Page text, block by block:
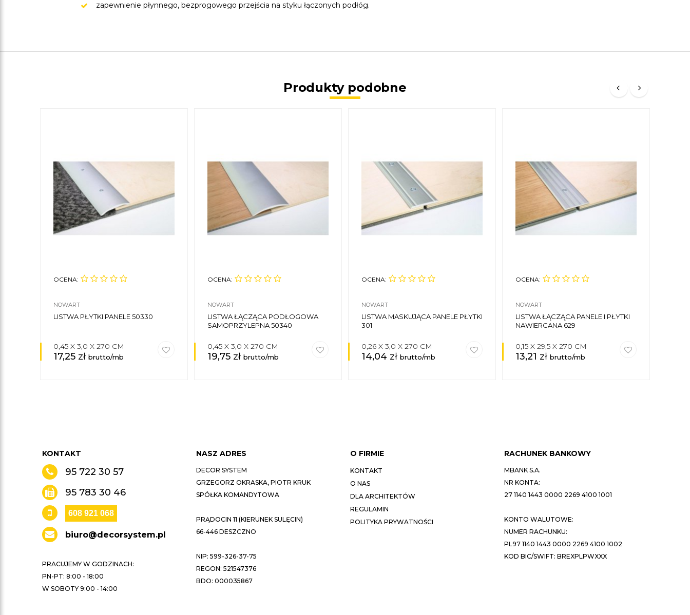
zapewnienie płynnego, bezprogowego przejścia na styku łączonych podłóg.
Produkty podobne
OCENA:
NOWART
LISTWA PŁYTKI PANELE 50330
0,45 X 3,0 X 270 CM
17,25 zł brutto/mb
OCENA:
NOWART
LISTWA ŁĄCZĄCA PODŁOGOWA
SAMOPRZYLEPNA 50340
0,45 X 3,0 X 270 CM
19,75 zł brutto/mb
OCENA:
NOWART
LISTWA MASKUJĄCA PANELE PŁYTKI
301
0,26 X 3,0 X 270 CM
14,04 zł brutto/mb
OCENA:
NOWART
LISTWA ŁĄCZĄCA PANELE I PŁYTKI
NAWIERCANA 629
0,15 X 29,5 X 270 CM
13,21 zł brutto/mb
KONTAKT
95 722 30 57
95 783 30 46
608 921 068
biuro@decorsystem.pl
PRACUJEMY W GODZINACH:
PN-PT: 8:00 - 18:00
W SOBOTY 9:00 - 14:00
NASZ ADRES
DECOR SYSTEM
GRZEGORZ OKRASKA, PIOTR KRUK
SPÓŁKA KOMANDYTOWA
PRĄDOCIN 11 (KIERUNEK SULĘCIN)
66-446 DESZCZNO
NIP: 599-326-37-75
REGON: 521547376
BDO: 000035867
O FIRMIE
KONTAKT
O NAS
DLA ARCHITEKTÓW
REGULAMIN
POLITYKA PRYWATNOŚCI
RACHUNEK BANKOWY
MBANK S.A.
NR KONTA:
27 1140 1443 0000 2269 4100 1001
KONTO WALUTOWE:
NUMER RACHUNKU:
PL97 1140 1443 0000 2269 4100 1002
KOD BIC/SWIFT: BREXPLPWXXX